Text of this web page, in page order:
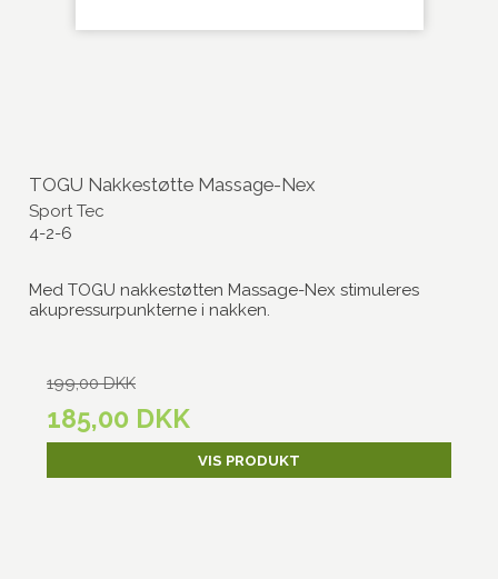
TOGU Nakkestøtte Massage-Nex
Sport Tec
4-2-6
Med TOGU nakkestøtten Massage-Nex stimuleres
akupressurpunkterne i nakken.
199,00 DKK
185,00 DKK
VIS PRODUKT